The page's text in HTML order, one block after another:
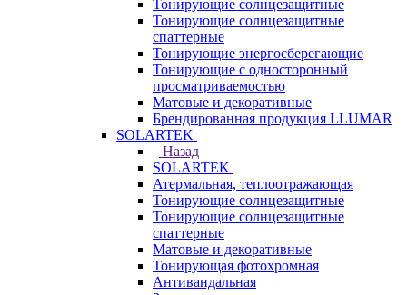
Тонирующие солнцезащитные
Тонирующие солнцезащитные
спаттерные
Тонирующие энергосберегающие
Тонирующие с односторонный
просматриваемостью
Матовые и декоративные
Брендированная продукция LLUMAR
SOLARTEK
Назад
SOLARTEK
Атермальная, теплоотражающая
Тонирующие солнцезащитные
Тонирующие солнцезащитные
спаттерные
Матовые и декоративные
Тонирующая фотохромная
Антивандальная